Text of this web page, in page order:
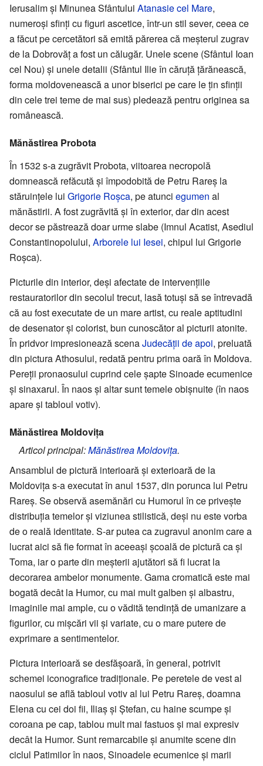
Ierusalim și Minunea Sfântului Atanasie cel Mare,
numeroși sfinți cu figuri ascetice, într-un stil sever, ceea ce
a făcut pe cercetători să emită părerea că meșterul zugrav
de la Dobrovăț a fost un călugăr. Unele scene (Sfântul Ioan
cel Nou) și unele detalii (Sfântul Ilie în căruță țărănească,
forma moldovenească a unor biserici pe care le țin sfinții
din cele trei teme de mai sus) pledează pentru originea sa
românească.
Mănăstirea Probota
În 1532 s-a zugrăvit Probota, viitoarea necropolă
domnească refăcută și împodobită de Petru Rareș la
stăruințele lui Grigorie Roșca, pe atunci egumen al
mănăstirii. A fost zugrăvită și în exterior, dar din acest
decor se păstrează doar urme slabe (Imnul Acatist, Asediul
Constantinopolului, Arborele lui Iesei, chipul lui Grigorie
Roșca).
Picturile din interior, deși afectate de intervențiile
restauratorilor din secolul trecut, lasă totuși să se întrevadă
că au fost executate de un mare artist, cu reale aptitudini
de desenator și colorist, bun cunoscător al picturii atonite.
În pridvor impresionează scenaJudecății de apoi, preluată
din pictura Athosului, redată pentru prima oară în Moldova.
Pereții pronaosului cuprind cele șapte Sinoade ecumenice
și sinaxarul. În naos și altar sunt temele obișnuite (în naos
apare și tabloul votiv).
Mănăstirea Moldovița
Articol principal:Mănăstirea Moldovița.
Ansamblul de pictură interioară și exterioară de la
Moldovița s-a executat în anul 1537, din porunca lui Petru
Rareș. Se observă asemănări cu Humorul în ce privește
distribuția temelor și viziunea stilistică, deși nu este vorba
de o reală identitate. S-ar putea ca zugravul anonim care a
lucrat aici să fie format în aceeași școală de pictură ca și
Toma, iar o parte din meșterii ajutători să fi lucrat la
decorarea ambelor monumente. Gama cromatică este mai
bogată decât la Humor, cu mai mult galben și albastru,
imaginile mai ample, cu o vădită tendință de umanizare a
figurilor, cu mișcări vii și variate, cu o mare putere de
exprimare a sentimentelor.
Pictura interioară se desfășoară, în general, potrivit
schemei iconografice tradiționale. Pe peretele de vest al
naosului se află tabloul votiv al lui Petru Rareș, doamna
Elena cu cei doi fii, Iliaș și Ștefan, cu haine scumpe și
coroana pe cap, tablou mult mai fastuos și mai expresiv
decât la Humor. Sunt remarcabile și anumite scene din
ciclul Patimilor în naos, Sinoadele ecumenice și marii